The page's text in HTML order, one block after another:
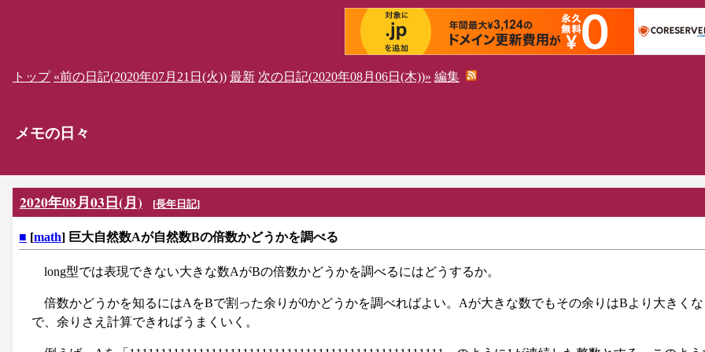
トップ «前の日記(2020年07月21日(火)) 最新 次の日記(2020年08月06日(木))» 編集
メモの日々
2020年08月03日(月) [長年日記]
■ [math] 巨大自然数Aが自然数Bの倍数かどうかを調べる
long型では表現できない大きな数AがBの倍数かどうかを調べるにはどうするか。
倍数かどうかを知るにはAをBで割った余りが0かどうかを調べればよい。Aが大きな数でもその余りはBより大きく
で、余りさえ計算できればうまくいく。